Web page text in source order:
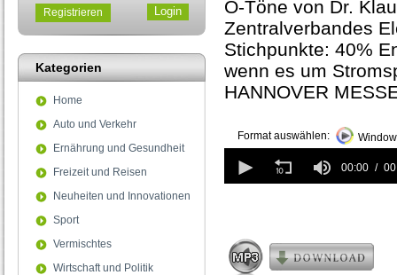
Registrieren
Kategorien
Home
Auto und Verkehr
Ernährung und Gesundheit
Freizeit und Reisen
Neuheiten und Innovationen
Sport
Vermischtes
Wirtschaft und Politik
O-Töne von Dr.
Zentralverbandes
Stichpunkte: 40%
wenn es um
HANNOVER
Format auswählen:
seconds
of
00:00